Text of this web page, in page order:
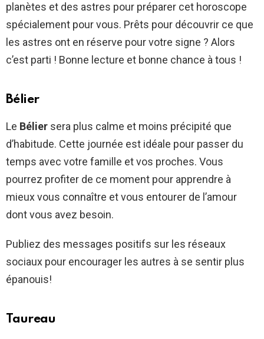
planètes et des astres pour préparer cet horoscope
spécialement pour vous. Prêts pour découvrir ce que
les astres ont en réserve pour votre signe ? Alors
c’est parti ! Bonne lecture et bonne chance à tous !
Bélier
Le Bélier sera plus calme et moins précipité que
d’habitude. Cette journée est idéale pour passer du
temps avec votre famille et vos proches. Vous
pourrez profiter de ce moment pour apprendre à
mieux vous connaître et vous entourer de l’amour
dont vous avez besoin.
Publiez des messages positifs sur les réseaux
sociaux pour encourager les autres à se sentir plus
épanouis!
Taureau